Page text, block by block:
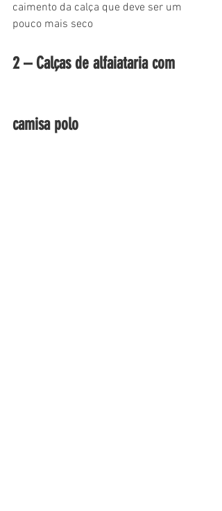
caimento da calça que deve ser um
pouco mais seco
2 – Calças de alfaiataria com
camisa polo